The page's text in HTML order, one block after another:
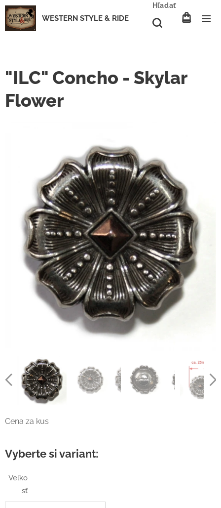
WESTERN STYLE & RIDE
Hľadať
"ILC" Concho - Skylar
Flower
Cena za kus
Vyberte si variant:
Veľko
sť